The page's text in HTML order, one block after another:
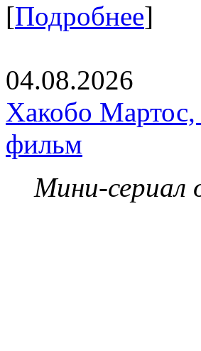
[Подробнее]
04.08.2026
Хакобо
фильм
Мини-сериал